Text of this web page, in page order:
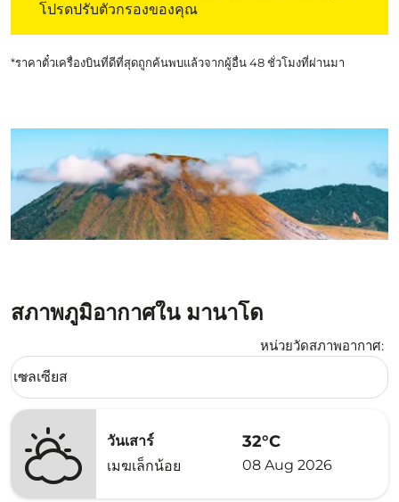
โปรดปรับตัวกรองของคุณ
*ราคาตั๋วเครื่องบินที่ดีที่สุดถูกค้นพบแล้วจากผู้อื่น 48 ชั่วโมงที่ผ่านมา
สภาพภูมิอากาศใน มานาโด
หน่วยวัดสภาพอากาศ:
Weather unit option เซลเซียส Selected
เซลเซียส
keyboard_arrow_down
วันเสาร์
เมฆเล็กน้อย
32°C
08 Aug 2026